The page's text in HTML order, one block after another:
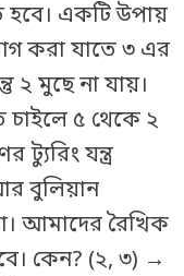
হবে। একটি উপায়
করা যাতে ৩ এর
২ মুছে না যায়।
চাইলে ৫ থেকে ২
ট‌্যুরিং যন্ত্র
বুলিয়ান
আমাদের রৈখিক
কেন? (২, ৩) →